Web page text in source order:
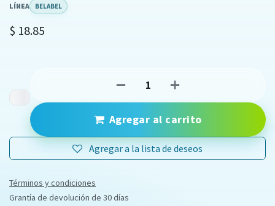
LÍNEA BELABEL
$ 18.85
Agregar al carrito
Agregar a la lista de deseos
Términos y condiciones
Grantía de devolución de 30 días